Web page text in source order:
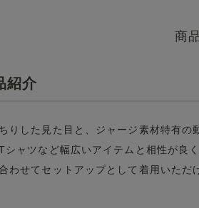
商
紹介
りした見た目と、ジャージ素材特有
シャツなど幅広いアイテムと相性が良
わせてセットアップとして着用いただ